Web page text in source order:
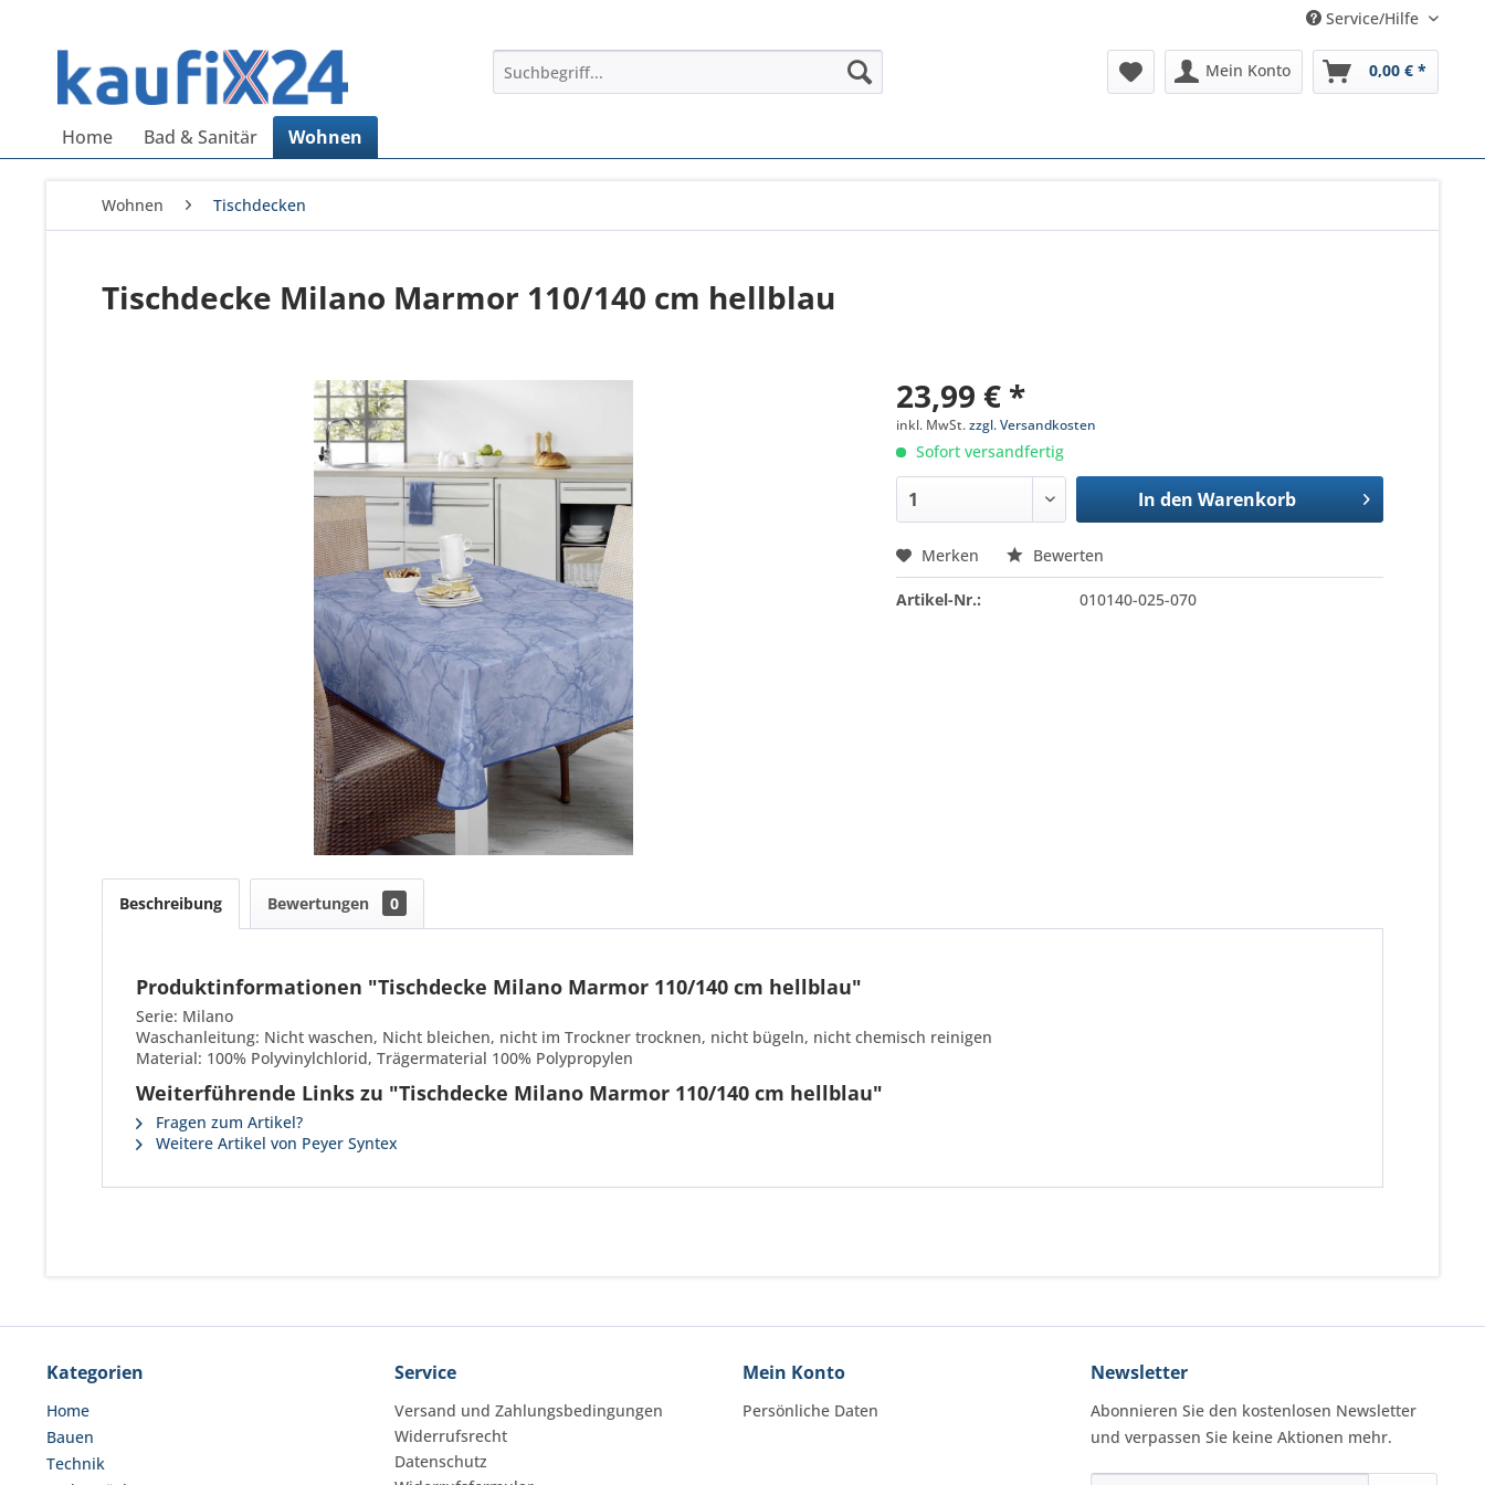
Service/Hilfe
Mein Konto 0,00 € *
Home Bad & Sanitär Wohnen
Wohnen Tischdecken
Tischdecke Milano Marmor 110/140 cm hellblau
23,99 € *
inkl. MwSt.zzgl. Versandkosten
Sofort versandfertig
In den Warenkorb
Merken Bewerten
Artikel-Nr.: 010140-025-070
Beschreibung Bewertungen 0
Produktinformationen "Tischdecke Milano Marmor 110/140 cm hellblau"
Serie: Milano
Waschanleitung: Nicht waschen, Nicht bleichen, nicht im Trockner trocknen, nicht bügeln, nicht chemisch reinigen
Material: 100% Polyvinylchlorid, Trägermaterial 100% Polypropylen
Weiterführende Links zu "Tischdecke Milano Marmor 110/140 cm hellblau"
Fragen zum Artikel?
Weitere Artikel von Peyer Syntex
Kategorien
Home
Bauen
Technik
Service
Versand und Zahlungsbedingungen
Widerrufsrecht
Datenschutz
Mein Konto
Persönliche Daten
Newsletter
Abonnieren Sie den kostenlosen Newsletter
und verpassen Sie keine Aktionen mehr.